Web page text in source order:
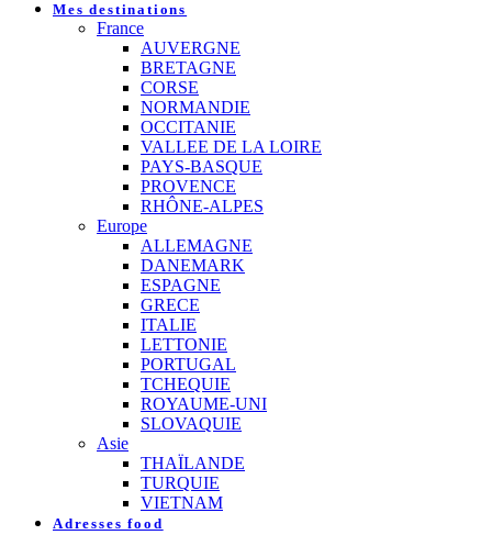
Mes destinations
France
AUVERGNE
BRETAGNE
CORSE
NORMANDIE
OCCITANIE
VALLEE DE LA LOIRE
PAYS-BASQUE
PROVENCE
RHÔNE-ALPES
Europe
ALLEMAGNE
DANEMARK
ESPAGNE
GRECE
ITALIE
LETTONIE
PORTUGAL
TCHEQUIE
ROYAUME-UNI
SLOVAQUIE
Asie
THAÏLANDE
TURQUIE
VIETNAM
Adresses food